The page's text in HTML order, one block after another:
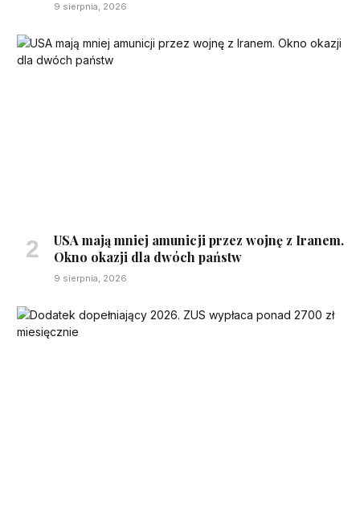
9 sierpnia, 2026
USA mają mniej amunicji przez wojnę z Iranem.
Okno okazji dla dwóch państw
9 sierpnia, 2026